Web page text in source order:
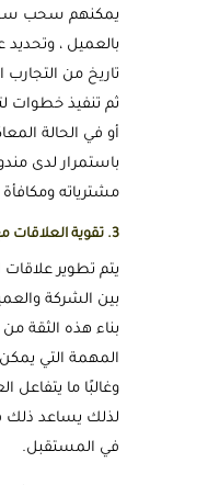
يمكنهم سحب
بالعميل ، وتحديد
تاريخ من التجارب
ثم تنفيذ خطوات
أو في الحالة
باستمرار لدى
مشترياته ومكافأة
3. تقوية العلاقات مع العملاء
يتم تطوير علاقات
بناء هذه الثقة
المهمة التي
وغالبًا ما يتفاعل
لذلك يساعد ذلك
في المستقبل.